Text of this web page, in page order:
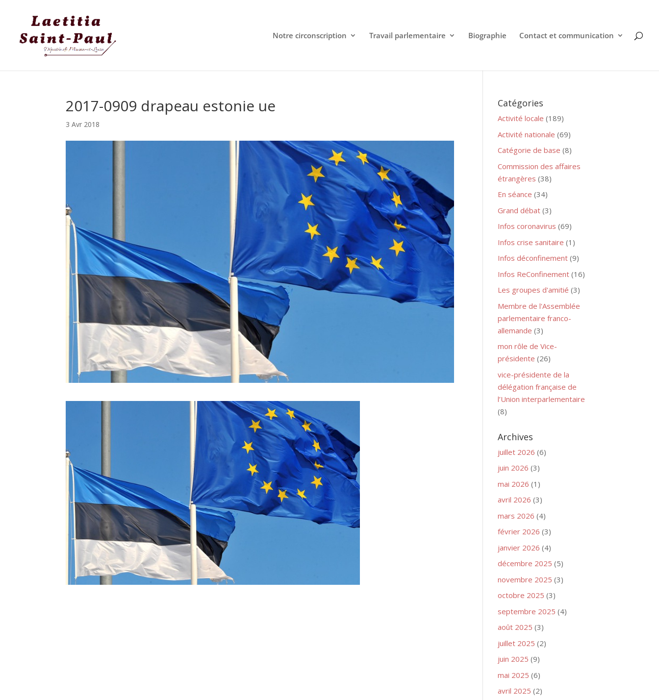
Notre circonscription Travail parlementaire Biographie Contact et communication
2017-0909 drapeau estonie ue
3 Avr 2018
Catégories
Activité locale (189)
Activité nationale (69)
Catégorie de base (8)
Commission des affaires
étrangères (38)
En séance (34)
Grand débat (3)
Infos coronavirus (69)
Infos crise sanitaire (1)
Infos déconfinement (9)
Infos ReConfinement (16)
Les groupes d'amitié (3)
Membre de l'Assemblée
parlementaire franco-
allemande (3)
mon rôle de Vice-
présidente (26)
vice-présidente de la
délégation française de
l’Union interparlementaire
(8)
Archives
juillet 2026 (6)
juin 2026 (3)
mai 2026 (1)
avril 2026 (3)
mars 2026 (4)
février 2026 (3)
janvier 2026 (4)
décembre 2025 (5)
novembre 2025 (3)
octobre 2025 (3)
septembre 2025 (4)
août 2025 (3)
juillet 2025 (2)
juin 2025 (9)
mai 2025 (6)
avril 2025 (2)